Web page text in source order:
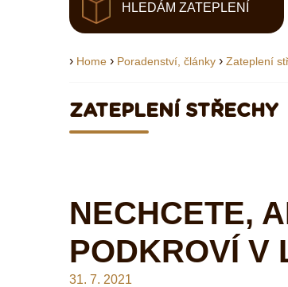
HLEDÁM ZATEPLENÍ
› Home › Poradenství, články › Zateplení
ZATEPLENÍ STŘECHY
NECHCETE,
PODKROVÍ V
31. 7. 2021